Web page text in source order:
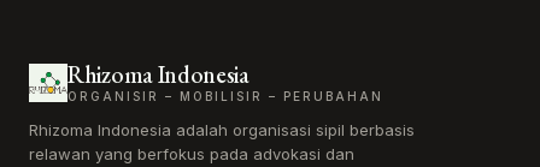
Rhizoma Indonesia
ORGANISIR – MOBILISIR – PERUBAHAN
Rhizoma Indonesia adalah organisasi sipil berbasis
relawan yang berfokus pada advokasi dan